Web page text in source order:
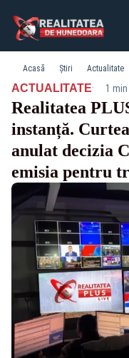
Acasă Știri Actualitate
ACTUALITATE· 1
Realitatea
instanță.
anulat decizia
emisia pentru